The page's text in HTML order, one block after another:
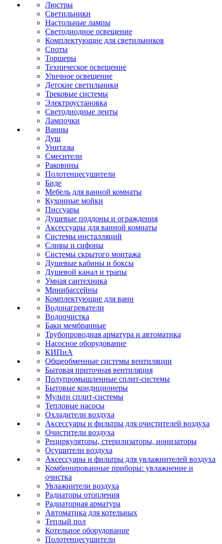
Люстры
Светильники
Настольные лампы
Светодиодное освещение
Комплектующие для светильников
Споты
Торшеры
Техническое освещение
Уличное освещение
Детские светильники
Трековые системы
Электроустановка
Светодиодные ленты
Лампочки
Ванны
Душ
Унитазы
Смесители
Раковины
Полотенцесушители
Биде
Мебель для ванной комнаты
Кухонные мойки
Писсуары
Душевые поддоны и ограждения
Аксессуары для ванной комнаты
Системы инсталляций
Сливы и сифоны
Системы скрытого монтажа
Душевые кабины и боксы
Душевой канал и трапы
Умная сантехника
Минибассейны
Комплектующие для ванн
Водонагреватели
Водоочистка
Баки мембранные
Трубопроводная арматура и автоматика
Насосное оборудование
КИПиА
Общеобменные системы вентиляции
Бытовая приточная вентиляция
Полупромышленные сплит-системы
Бытовые кондиционеры
Мульти сплит-системы
Тепловые насосы
Охладители воздуха
Аксессуары и фильтры для очистителей воздуха
Очистители воздуха
Рециркуляторы, стерилизаторы, ионизаторы
Осушители воздуха
Аксессуары и фильтры для увлажнителей воздуха
Комбинированные приборы: увлажнение и
очистка
Увлажнители воздуха
Радиаторы отопления
Радиаторная арматура
Автоматика для котельных
Теплый пол
Котельное оборудование
Полотенцесушители